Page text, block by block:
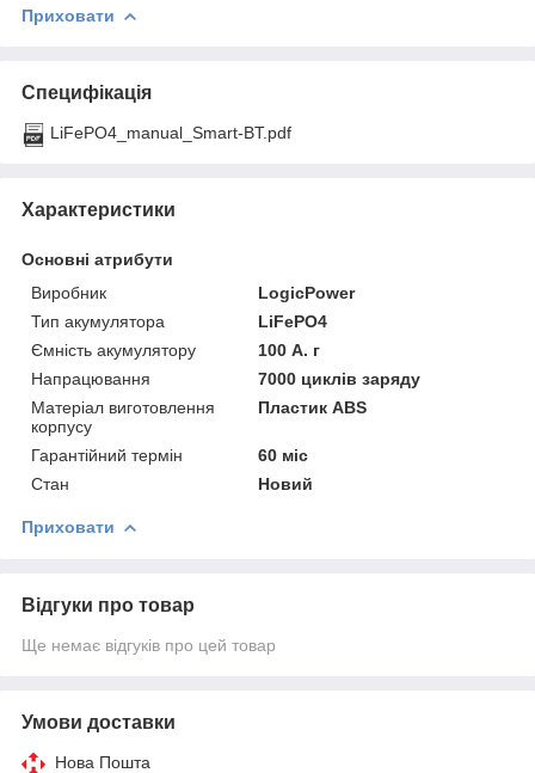
Приховати
Специфікація
LiFePO4_manual_Smart-BT.pdf
Характеристики
Основні атрибути
Виробник
LogicPower
Тип акумулятора
LiFePO4
Ємність акумулятору
100 А. г
Напрацювання
7000 циклів заряду
Матеріал виготовлення
корпусу
Пластик ABS
Гарантійний термін
60 міс
Стан
Новий
Приховати
Відгуки про товар
Ще немає відгуків про цей товар
Умови доставки
Нова Пошта